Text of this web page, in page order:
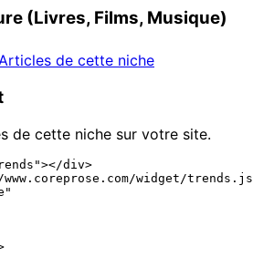
(Livres, Films, Musique)
de cette niche
de cette niche sur votre site.
div>
widget/